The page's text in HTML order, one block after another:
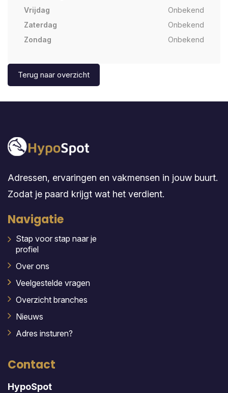
Vrijdag
Onbekend
Zaterdag
Onbekend
Zondag
Onbekend
Terug naar overzicht
Adressen, ervaringen en vakmensen in jouw buurt.
Zodat je paard krijgt wat het verdient.
Navigatie
Stap voor stap naar je
profiel
Over ons
Veelgestelde vragen
Overzicht branches
Nieuws
Adres insturen?
Contact
HypoSpot